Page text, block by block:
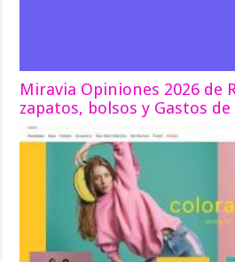
Miravia Opiniones 2026 de
zapatos, bolsos y Gastos de